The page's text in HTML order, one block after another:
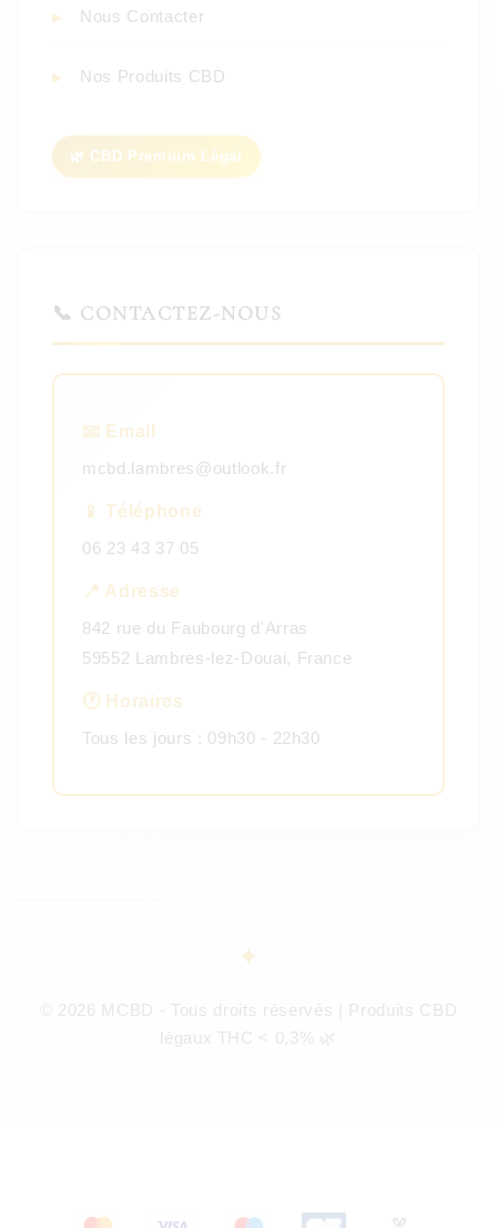
Nous Contacter
Nos Produits CBD
🌿 CBD Premium Légal
📞 CONTACTEZ-NOUS
📧 Email
mcbd.lambres@outlook.fr
📱 Téléphone
06 23 43 37 05
📍 Adresse
842 rue du Faubourg d'Arras
59552 Lambres-lez-Douai, France
🕐 Horaires
Tous les jours : 09h30 - 22h30
© 2026 MCBD - Tous droits réservés | Produits CBD
légaux THC < 0,3% 🌿